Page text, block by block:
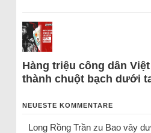
Hàng triệu công dân
thành chuột bạch dưới
NEUESTE KOMMENTARE
Long Rồng Trầnzu Bao vây